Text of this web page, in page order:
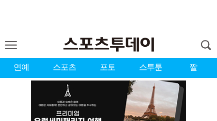
연예 스포츠 포토 스투툰 짤